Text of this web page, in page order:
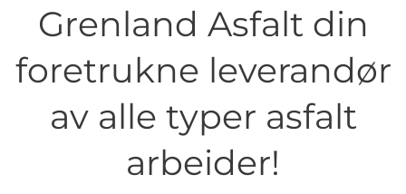
Grenland Asfalt din
foretrukne leverandør
av alle typer asfalt
arbeider!